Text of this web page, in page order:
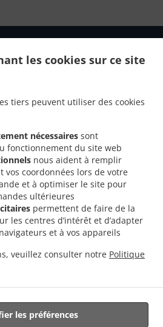
les cookies sur ce site
tiers peuvent utiliser des cookies
nécessaires sont
fonctionnement du site web
nous aident à remplir
vos coordonnées lors de votre
et à optimiser le site pour
ultérieures
permettent de faire de la
les centres d’intérêt et d’adapter
et à vos appareils
veuillez consulter notre Politique
les préférences
en matière de cookies
CESTAS, France